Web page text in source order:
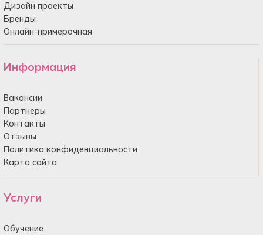
Дизайн проекты
Бренды
Онлайн-примерочная
Информация
Вакансии
Партнеры
Контакты
Отзывы
Политика конфиденциальности
Карта сайта
Услуги
Обучение